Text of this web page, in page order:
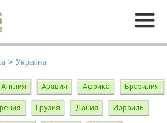
Меню
> Украина
Англия Аравия Африка Бразилия
Грузия Дания Израиль